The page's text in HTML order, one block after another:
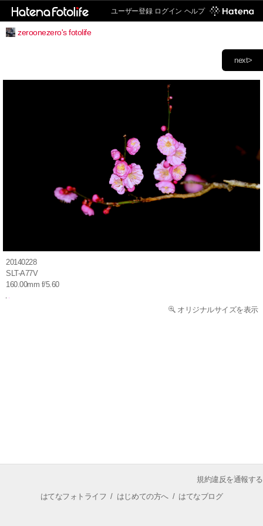
ユーザー登録 ログイン ヘルプ
zeroonezero's fotolife
next>
20140228
SLT-A77V
160.00mm f/5.60
オリジナルサイズを表示
規約違反を通報する
はてなフォトライフ / はじめての方へ/ はてなブログ